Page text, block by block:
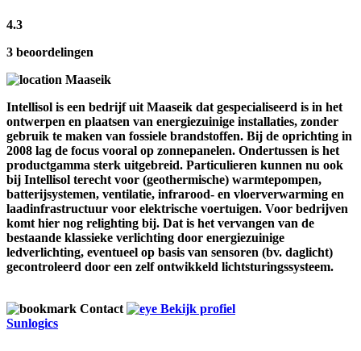
4.3
3 beoordelingen
Maaseik
Intellisol is een bedrijf uit Maaseik dat gespecialiseerd is in het
ontwerpen en plaatsen van energiezuinige installaties, zonder
gebruik te maken van fossiele brandstoffen. Bij de oprichting in
2008 lag de focus vooral op zonnepanelen. Ondertussen is het
productgamma sterk uitgebreid. Particulieren kunnen nu ook
bij Intellisol terecht voor (geothermische) warmtepompen,
batterijsystemen, ventilatie, infrarood- en vloerverwarming en
laadinfrastructuur voor elektrische voertuigen. Voor bedrijven
komt hier nog relighting bij. Dat is het vervangen van de
bestaande klassieke verlichting door energiezuinige
ledverlichting, eventueel op basis van sensoren (bv. daglicht)
gecontroleerd door een zelf ontwikkeld lichtsturingssysteem.
Contact
Bekijk profiel
Sunlogics